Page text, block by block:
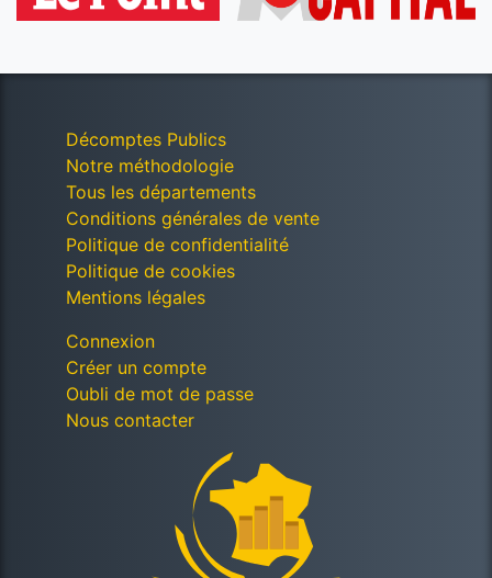
Décomptes Publics
Notre méthodologie
Tous les départements
Conditions générales de vente
Politique de confidentialité
Politique de cookies
Mentions légales
Connexion
Créer un compte
Oubli de mot de passe
Nous contacter